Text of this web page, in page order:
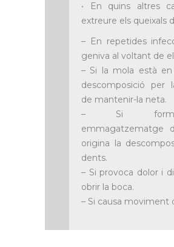
• En quins altres
extreure els queixals
– En repetides
geniva al voltant de
– Si la mola està
descomposició per
de mantenir-la neta.
– Si
emmagatzematge
origina la
dents.
– Si provoca dolor i
obrir la boca.
– Si causa moviment